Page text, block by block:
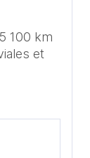
100 km
et